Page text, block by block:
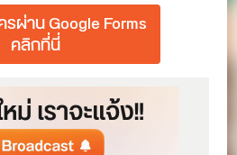
ผ่าน Google Forms
คลิกที่นี่